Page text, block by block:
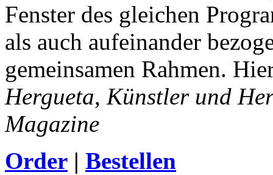
Fenster des gleichen
als auch aufeinander
gemeinsamen Rahmen.
Hergueta, Künstler und
Magazine
Order | Bestellen